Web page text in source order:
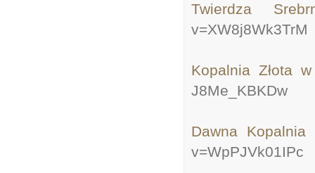
Twierdza
v=XW8j8Wk3TrM
Kopalnia
J8Me_KBKDw
Dawna
v=WpPJVk01IPc